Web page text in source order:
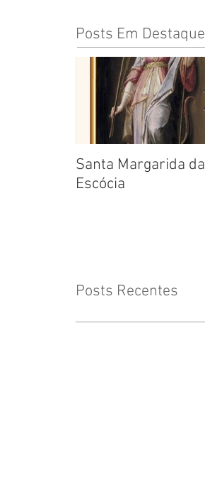
Posts Em Destaque
Santa Margarida da
Escócia
Posts Recentes